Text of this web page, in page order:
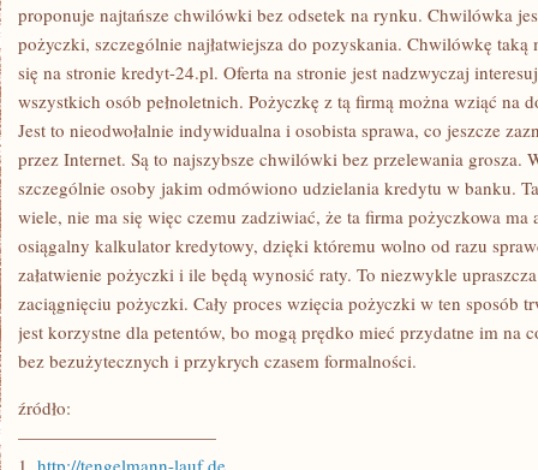
proponuje najtańsze chwilówki bez odsetek na rynku. Chwilówka
pożyczki, szczególnie najłatwiejsza do pozyskania. Chwilówkę
się na stronie kredyt-24.pl. Oferta na stronie jest nadzwyczaj
wszystkich osób pełnoletnich. Pożyczkę z tą firmą można wziąć na
Jest to nieodwołalnie indywidualna i osobista sprawa, co jeszcze
przez Internet. Są to najszybsze chwilówki bez przelewania grosza.
szczególnie osoby jakim odmówiono udzielania kredytu w banku.
wiele, nie ma się więc czemu zadziwiać, że ta firma pożyczkowa
osiągalny kalkulator kredytowy, dzięki któremu wolno od razu
załatwienie pożyczki i ile będą wynosić raty. To niezwykle
zaciągnięciu pożyczki. Cały proces wzięcia pożyczki w ten sposób
jest korzystne dla petentów, bo mogą prędko mieć przydatne im na
bez bezużytecznych i przykrych czasem formalności.
źródło:
———————————
1. http://tengelmann-lauf.de